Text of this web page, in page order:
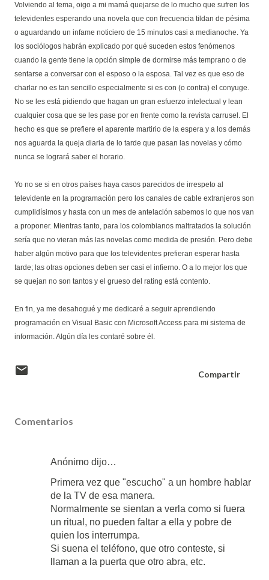
Volviendo al tema, oigo a mi mamá quejarse de lo mucho que sufren los
televidentes esperando una novela que con frecuencia tildan de pésima
o aguardando un infame noticiero de 15 minutos casi a medianoche. Ya
los sociólogos habrán explicado por qué suceden estos fenómenos
cuando la gente tiene la opción simple de dormirse más temprano o de
sentarse a conversar con el esposo o la esposa. Tal vez es que eso de
charlar no es tan sencillo especialmente si es con (o contra) el conyuge.
No se les está pidiendo que hagan un gran esfuerzo intelectual y lean
cualquier cosa que se les pase por en frente como la revista carrusel. El
hecho es que se prefiere el aparente martirio de la espera y a los demás
nos aguarda la queja diaria de lo tarde que pasan las novelas y cómo
nunca se logrará saber el horario.
Yo no se si en otros países haya casos parecidos de irrespeto al
televidente en la programación pero los canales de cable extranjeros son
cumplidísimos y hasta con un mes de antelación sabemos lo que nos van
a proponer. Mientras tanto, para los colombianos maltratados la solución
sería que no vieran más las novelas como medida de presión. Pero debe
haber algún motivo para que los televidentes prefieran esperar hasta
tarde; las otras opciones deben ser casi el infierno. O a lo mejor los que
se quejan no son tantos y el grueso del rating está contento.
En fin, ya me desahogué y me dedicaré a seguir aprendiendo
programación en Visual Basic con Microsoft Access para mi sistema de
información. Algún día les contaré sobre él.
Compartir
Comentarios
Anónimo dijo…
Primera vez que "escucho" a un hombre hablar
de la TV de esa manera.
Normalmente se sientan a verla como si fuera
un ritual, no pueden faltar a ella y pobre de
quien los interrumpa.
Si suena el teléfono, que otro conteste, si
llaman a la puerta que otro abra, etc.